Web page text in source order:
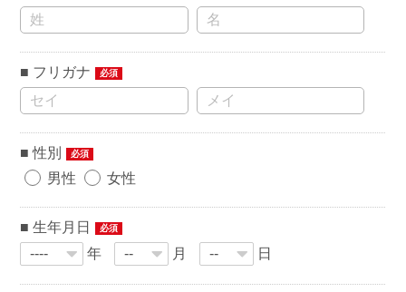
フリガナ 必須
性別 必須
男性 女性
生年月日 必須
年 月 日